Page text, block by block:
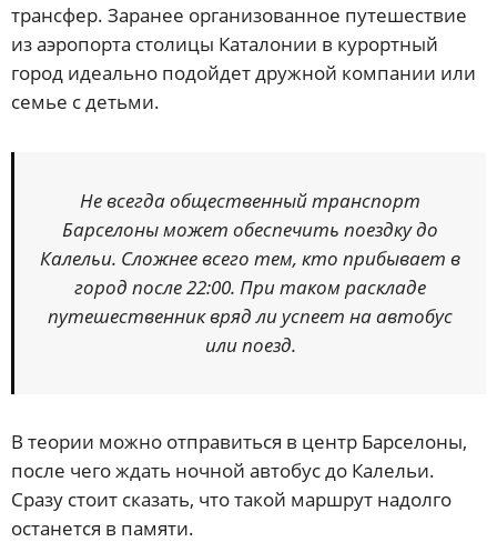
трансфер. Заранее организованное путешествие
из аэропорта столицы Каталонии в курортный
город идеально подойдет дружной компании или
семье с детьми.
Не всегда общественный транспорт
Барселоны может обеспечить поездку до
Калельи. Сложнее всего тем, кто прибывает в
город после 22:00. При таком раскладе
путешественник вряд ли успеет на автобус
или поезд.
В теории можно отправиться в центр Барселоны,
после чего ждать ночной автобус до Калельи.
Сразу стоит сказать, что такой маршрут надолго
останется в памяти.